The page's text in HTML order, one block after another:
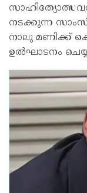
നടക്കുന്ന
നാലു മണിക്ക്
ഉൽഘാടനം